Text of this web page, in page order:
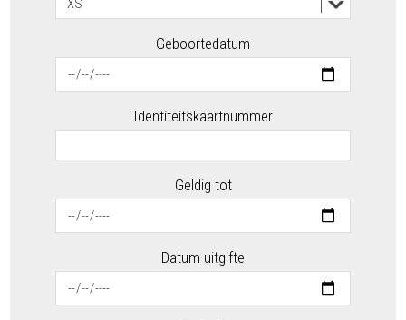
Geboortedatum
Identiteitskaartnummer
Geldig tot
Datum uitgifte